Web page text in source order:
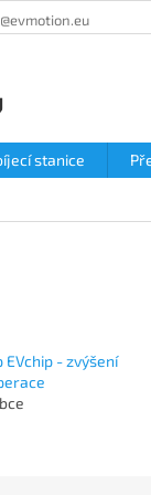
stanice
- zvýšení